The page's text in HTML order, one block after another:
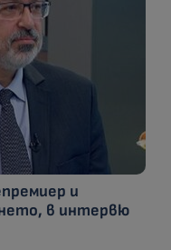
и
в интервю